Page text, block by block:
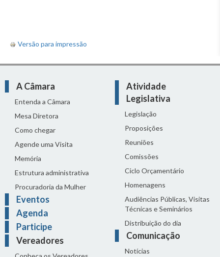
Versão para impressão
A Câmara
Entenda a Câmara
Mesa Diretora
Como chegar
Agende uma Visita
Memória
Estrutura administrativa
Procuradoria da Mulher
Eventos
Agenda
Participe
Vereadores
Atividade
Legislativa
Legislação
Proposições
Reuniões
Comissões
Ciclo Orçamentário
Homenagens
Audiências Públicas, Visitas
Técnicas e Seminários
Distribuição do dia
Comunicação
Notícias